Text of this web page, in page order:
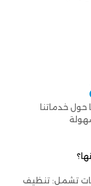
حول خدماتنا
تشمل: تنظيف